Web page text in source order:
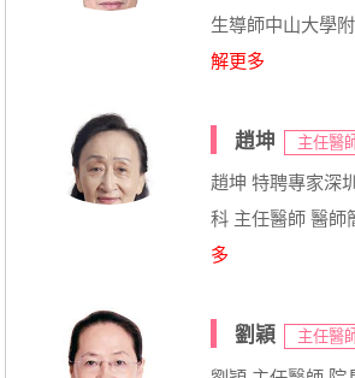
生導師中山大學
解更多
趙坤 主任醫
趙坤 特聘專家深
科 主任醫師 醫師
多
劉穎 主任醫